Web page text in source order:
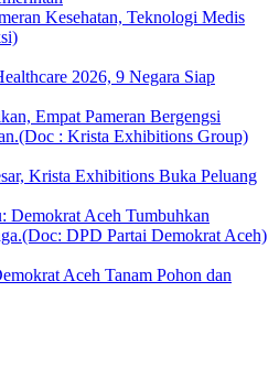
2026, 9 Negara Siap
Krista Exhibitions Buka Peluang
Aceh Tanam Pohon dan